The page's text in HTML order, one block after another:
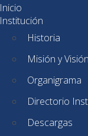
Inicio
Institución
Historia
Misión y Visión
Organigrama
Directorio
Descargas